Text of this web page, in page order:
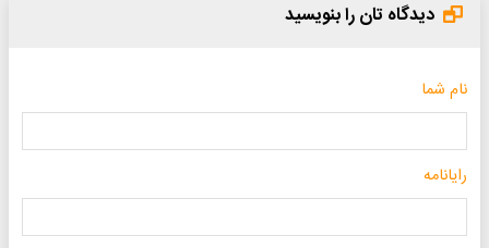
دیدگاه تان را بنویسید
نام شما
رایانامه